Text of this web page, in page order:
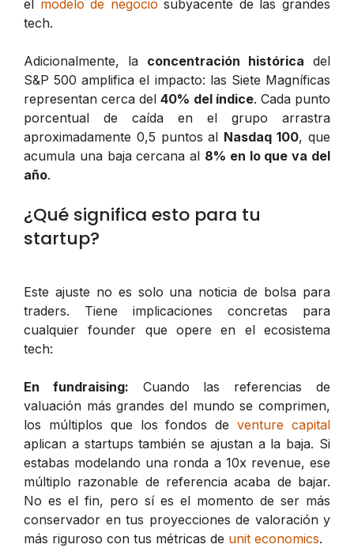
el modelo de negocio subyacente de las grandes
tech.
Adicionalmente, la concentración histórica del
S&P 500 amplifica el impacto: las Siete Magníficas
representan cerca del40% del índice. Cada punto
porcentual de caída en el grupo arrastra
aproximadamente 0,5 puntos al Nasdaq 100, que
acumula una baja cercana al 8% en lo que va del
año.
¿Qué significa esto para tu
startup?
Este ajuste no es solo una noticia de bolsa para
traders. Tiene implicaciones concretas para
cualquier founder que opere en el ecosistema
tech:
En fundraising: Cuando las referencias de
valuación más grandes del mundo se comprimen,
los múltiplos que los fondos deventure capital
aplican a startups también se ajustan a la baja. Si
estabas modelando una ronda a 10x revenue, ese
múltiplo razonable de referencia acaba de bajar.
No es el fin, pero sí es el momento de ser más
conservador en tus proyecciones de valoración y
más riguroso con tus métricas de unit economics.